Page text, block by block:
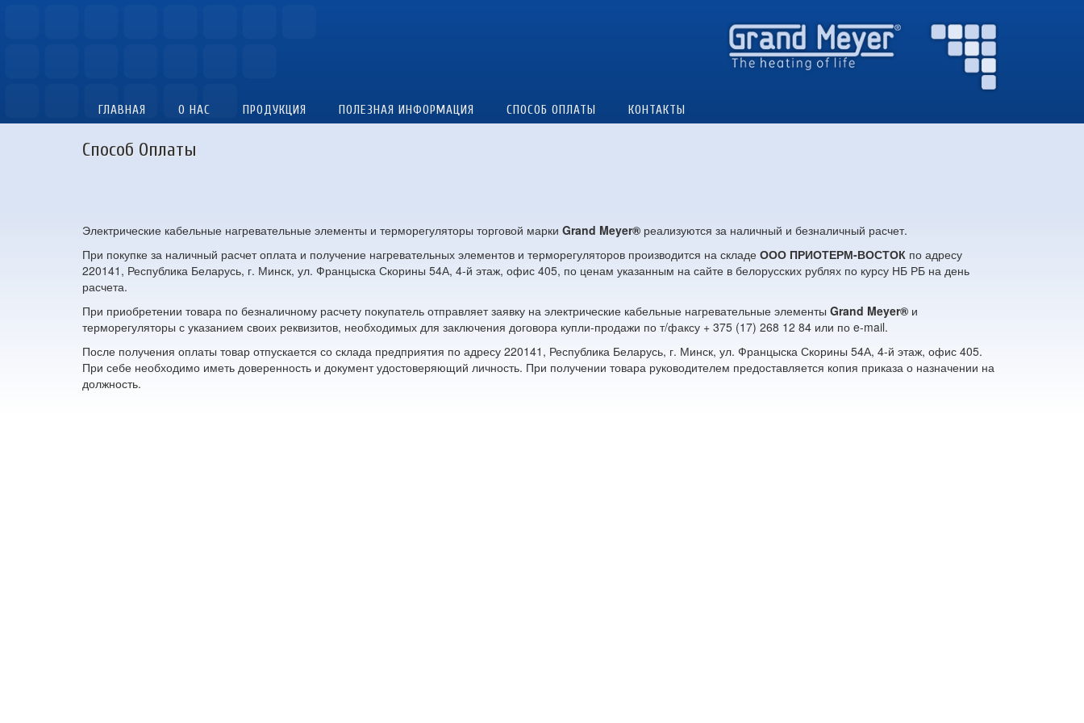
ГЛАВНАЯ О НАС ПРОДУКЦИЯ ПОЛЕЗНАЯ ИНФОРМАЦИЯ СПОСОБ ОПЛАТЫ КОНТАКТЫ
Способ Оплаты
Электрические кабельные нагревательные элементы и терморегуляторы торговой марки Grand Meyer® реализуются за наличный и безналичный расчет.
При покупке за наличный расчет оплата и получение нагревательных элементов и терморегуляторов производится на складе ООО ПРИОТЕРМ-ВОСТОК по адресу
220141, Республика Беларусь, г. Минск, ул. Францыска Скорины 54А, 4-й этаж, офис 405, по ценам указанным на сайте в белорусских рублях по курсу НБ РБ на день
расчета.
При приобретении товара по безналичному расчету покупатель отправляет заявку на электрические кабельные нагревательные элементы Grand Meyer® и
терморегуляторы с указанием своих реквизитов, необходимых для заключения договора купли-продажи по т/факсу + 375 (17) 268 12 84 или по e-mail.
После получения оплаты товар отпускается со склада предприятия по адресу 220141, Республика Беларусь, г. Минск, ул. Францыска Скорины 54А, 4-й этаж, офис 405.
При себе необходимо иметь доверенность и документ удостоверяющий личность. При получении товара руководителем предоставляется копия приказа о назначении на
должность.